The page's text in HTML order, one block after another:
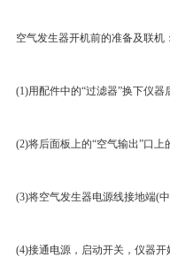
空气发生器开机前的准备及联机
(1)用配件中的“过滤器”换下仪器
(2)将后面板上的“空气输出”口上
(3)将空气发生器电源线接地端(中
(4)接通电源，启动开关，仪器开